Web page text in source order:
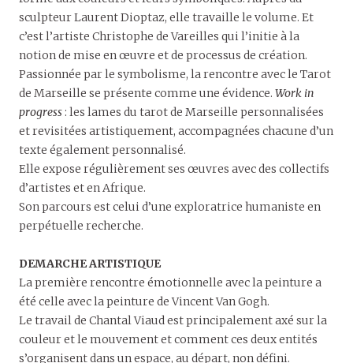
sculpteur Laurent Dioptaz, elle travaille le volume. Et
c’est l’artiste Christophe de Vareilles qui l’initie à la
notion de mise en œuvre et de processus de création.
Passionnée par le symbolisme, la rencontre avec le Tarot
de Marseille se présente comme une évidence. Work in
progress: les lames du tarot de Marseille personnalisées
et revisitées artistiquement, accompagnées chacune d’un
texte également personnalisé.
Elle expose régulièrement ses œuvres avec des collectifs
d’artistes et en Afrique.
Son parcours est celui d’une exploratrice humaniste en
perpétuelle recherche.
DEMARCHE ARTISTIQUE
La première rencontre émotionnelle avec la peinture a
été celle avec la peinture de Vincent Van Gogh.
Le travail de Chantal Viaud est principalement axé sur la
couleur et le mouvement et comment ces deux entités
s’organisent dans un espace, au départ, non défini.